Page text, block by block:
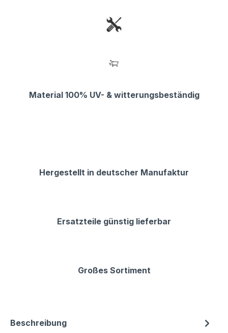
Material 100% UV- & witterungsbeständig
Hergestellt in deutscher Manufaktur
Ersatzteile günstig lieferbar
Großes Sortiment
Beschreibung